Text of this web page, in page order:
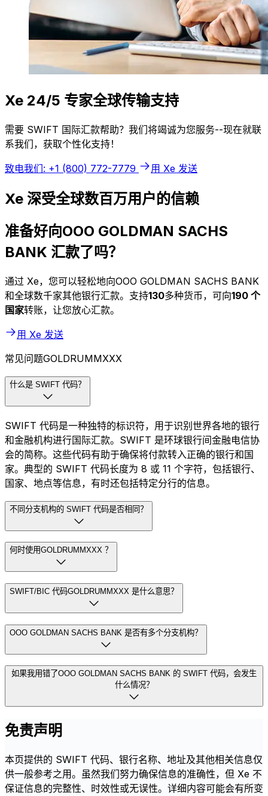
Xe 24/5 专家全球传输支持
需要 SWIFT 国际汇款帮助？我们将竭诚为您服务--现在就联
系我们，获取个性化支持！
致电我们: +1 (800) 772-7779 用 Xe 发送
Xe 深受全球数百万用户的信赖
准备好向OOO GOLDMAN SACHS
BANK 汇款了吗？
通过 Xe，您可以轻松地向OOO GOLDMAN SACHS BANK
和全球数千家其他银行汇款。支持130多种货币，可向190 个
国家转账，让您放心汇款。
用 Xe 发送
常见问题GOLDRUMMXXX
什么是 SWIFT 代码？
SWIFT 代码是一种独特的标识符，用于识别世界各地的银行
和金融机构进行国际汇款。SWIFT 是环球银行间金融电信协
会的简称。这些代码有助于确保将付款转入正确的银行和国
家。典型的 SWIFT 代码长度为 8 或 11 个字符，包括银行、
国家、地点等信息，有时还包括特定分行的信息。
不同分支机构的 SWIFT 代码是否相同？
何时使用GOLDRUMMXXX ？
SWIFT/BIC 代码GOLDRUMMXXX 是什么意思？
OOO GOLDMAN SACHS BANK 是否有多个分支机构？
如果我用错了OOO GOLDMAN SACHS BANK 的 SWIFT 代码，会发生
什么情况？
免责声明
本页提供的 SWIFT 代码、银行名称、地址及其他相关信息仅
供一般参考之用。虽然我们努力确保信息的准确性，但 Xe 不
保证信息的完整性、时效性或无误性。详细内容可能会有所变